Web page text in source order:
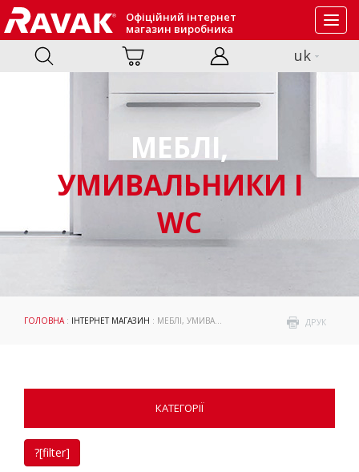
Офіційний інтернет
магазин виробника
uk
МЕБЛІ,
УМИВАЛЬНИКИ І
WC
ДРУК
ГОЛОВНА: ІНТЕРНЕТ МАГАЗИН : МЕБЛІ, УМИВАЛЬНИКИ ТА WC
КАТЕГОРІЇ
?[filter]